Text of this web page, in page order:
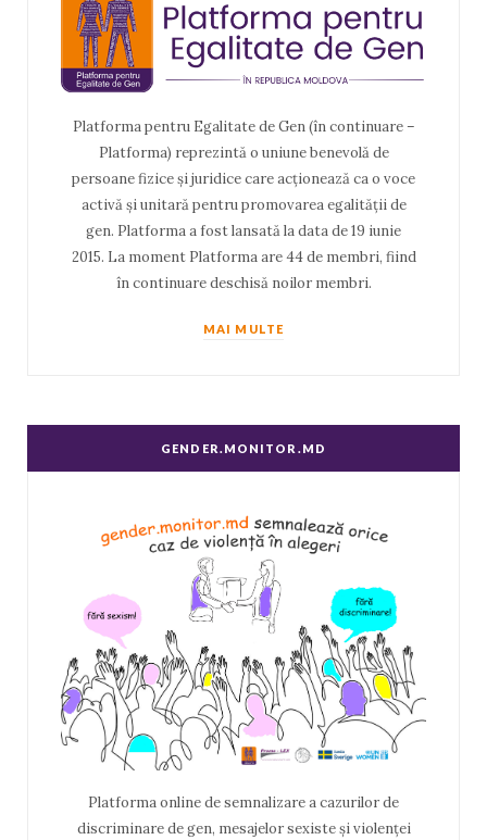
Platforma pentru Egalitate de Gen (în continuare –
Platforma) reprezintă o uniune benevolă de
persoane fizice și juridice care acționează ca o voce
activă și unitară pentru promovarea egalității de
gen. Platforma a fost lansată la data de 19 iunie
2015. La moment Platforma are 44 de membri, fiind
în continuare deschisă noilor membri.
MAI MULTE
GENDER.MONITOR.MD
Platforma online de semnalizare a cazurilor de
discriminare de gen, mesajelor sexiste și violenței